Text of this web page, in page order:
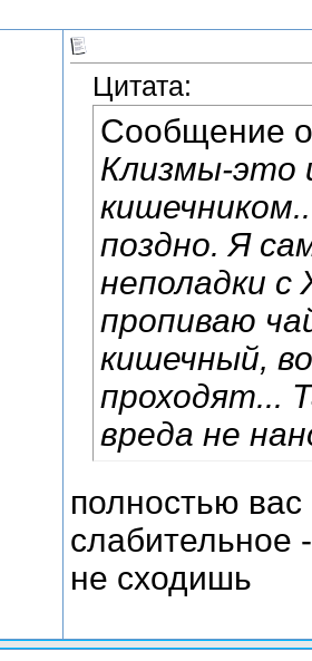
Цитата:
Сообщение
Клизмы-это
поздно. Я
неполадки с
пропиваю
кишечный,
проходят...
вреда не
полностью
слабительное
не сходишь